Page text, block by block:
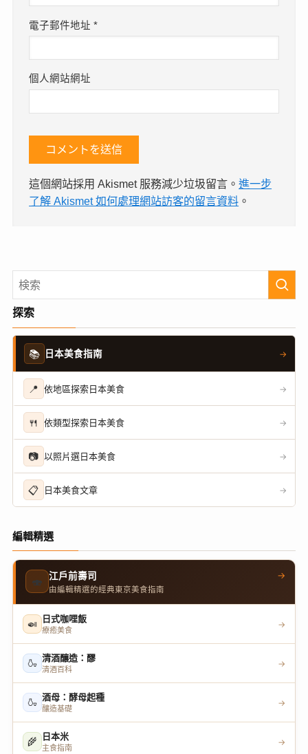
電子郵件地址*
個人網站網址
這個網站採用 Akismet 服務減少垃圾留言。進一步
了解 Akismet 如何處理網站訪客的留言資料 。
探索
📚 日本美食指南 →
📍 依地區探索日本美食 →
🍴 依類型探索日本美食 →
📷 以照片選日本美食 →
📋 日本美食文章 →
編輯精選
🍣 江戶前壽司
由編輯精選的經典東京美食指南
→
🍛 日式咖哩飯
療癒美食
→
🍶 清酒釀造：醪
清酒百科
→
🍶 酒母：酵母起種
釀造基礎
→
🌾 日本米
主食指南
→